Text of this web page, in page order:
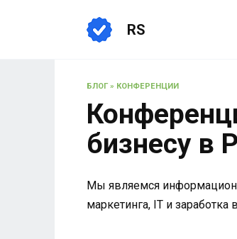
RS
БЛОГ» КОНФЕРЕНЦИИ
бизнесу в
Мы являемся
маркетинга, IT и заработка